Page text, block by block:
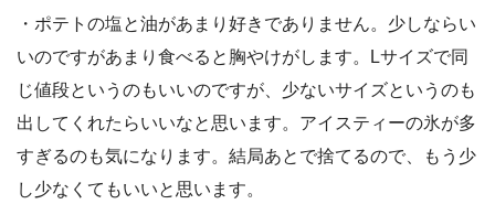
・ポテトの塩と油があまり好きでありません。少しならい
いのですがあまり食べると胸やけがします。Lサイズで同
じ値段というのもいいのですが、少ないサイズというのも
出してくれたらいいなと思います。アイスティーの氷が多
すぎるのも気になります。結局あとで捨てるので、もう少
し少なくてもいいと思います。